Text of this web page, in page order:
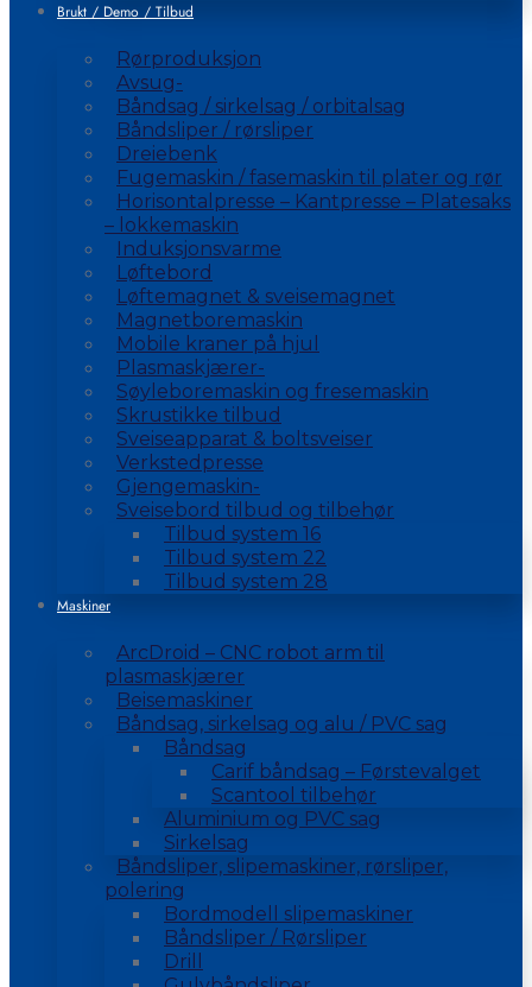
Brukt / Demo / Tilbud
Rørproduksjon
Avsug-
Båndsag / sirkelsag / orbitalsag
Båndsliper / rørsliper
Dreiebenk
Fugemaskin / fasemaskin til plater og rør
Horisontalpresse – Kantpresse – Platesaks
– lokkemaskin
Induksjonsvarme
Løftebord
Løftemagnet & sveisemagnet
Magnetboremaskin
Mobile kraner på hjul
Plasmaskjærer-
Søyleboremaskin og fresemaskin
Skrustikke tilbud
Sveiseapparat & boltsveiser
Verkstedpresse
Gjengemaskin-
Sveisebord tilbud og tilbehør
Tilbud system 16
Tilbud system 22
Tilbud system 28
Maskiner
ArcDroid – CNC robot arm til
plasmaskjærer
Beisemaskiner
Båndsag, sirkelsag og alu / PVC sag
Båndsag
Carif båndsag – Førstevalget
Scantool tilbehør
Aluminium og PVC sag
Sirkelsag
Båndsliper, slipemaskiner, rørsliper,
polering
Bordmodell slipemaskiner
Båndsliper / Rørsliper
Drill